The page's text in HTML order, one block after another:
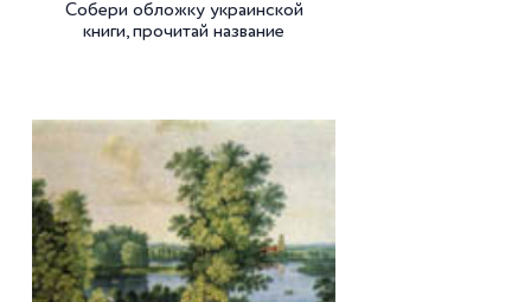
Собери обложку украинской
книги, прочитай название